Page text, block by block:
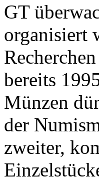
GT
organisiert
bereits
Münzen
der
zweiter,